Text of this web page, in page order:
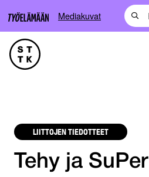
Mediakuvat
LIITTOJEN TIEDOTTEET
Tehy ja SuPer